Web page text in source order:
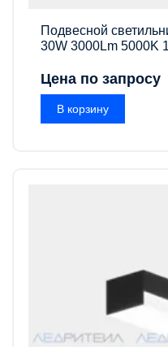
Подвесной
30W 3000Lm 5000K
Цена по запросу
В корзину